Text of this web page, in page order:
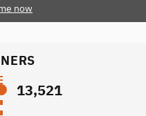
now
13,521